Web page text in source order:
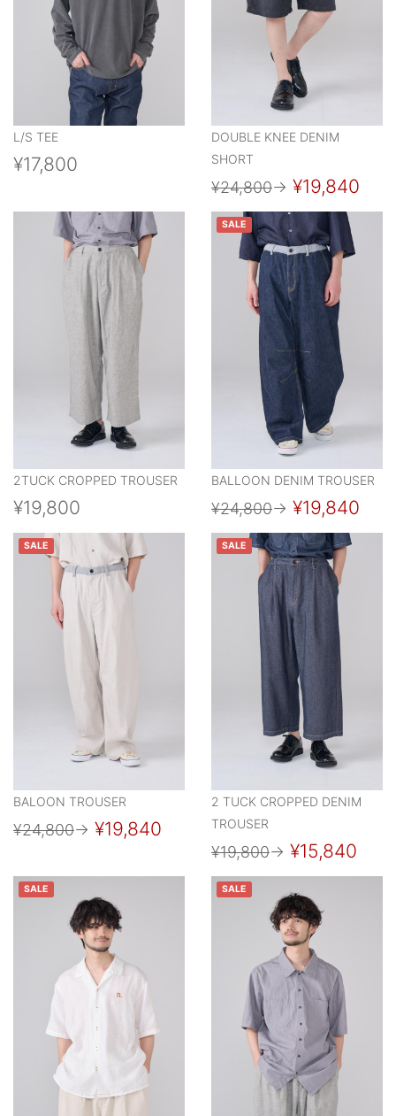
L/S TEE
¥17,800
DOUBLE KNEE DENIM
SHORT
¥24,800→ ¥19,840
2TUCK CROPPED TROUSER
¥19,800
SALE
BALLOON DENIM TROUSER
¥24,800→ ¥19,840
SALE
BALOON TROUSER
¥24,800→ ¥19,840
SALE
2 TUCK CROPPED DENIM
TROUSER
¥19,800→ ¥15,840
SALE SALE